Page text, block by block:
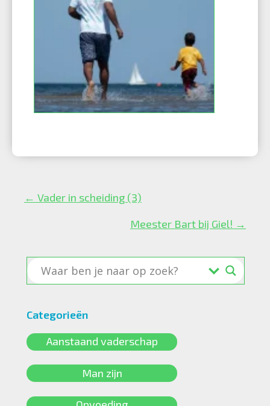
Posts
← Vader in scheiding (3)
Meester Bart bij Giel! →
Categorieën
Aanstaand vaderschap
Man zijn